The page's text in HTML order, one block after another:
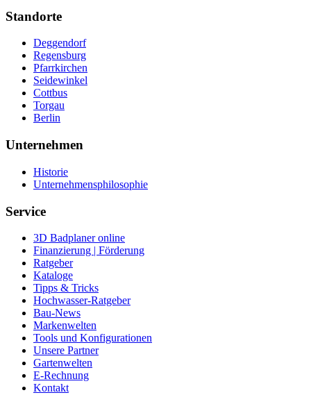
Standorte
Deggendorf
Regensburg
Pfarrkirchen
Seidewinkel
Cottbus
Torgau
Berlin
Unternehmen
Historie
Unternehmensphilosophie
Service
3D Badplaner online
Finanzierung | Förderung
Ratgeber
Kataloge
Tipps & Tricks
Hochwasser-Ratgeber
Bau-News
Markenwelten
Tools und Konfigurationen
Unsere Partner
Gartenwelten
E-Rechnung
Kontakt